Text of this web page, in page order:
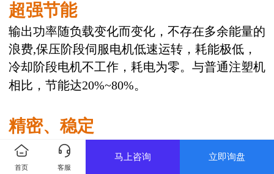
超强节能
输出功率随负载变化而变化，不存在多余能量的
浪费,保压阶段伺服电机低速运转，耗能极低，
冷却阶段电机不工作，耗电为零。与普通注塑机
相比，节能达20%~80%。
精密、稳定
配备高精度、高灵敏旋转编码器、压力传感器,
分别对流量与压力进行监控与反馈。依据反馈信
首页 客服
马上咨询 立即询盘